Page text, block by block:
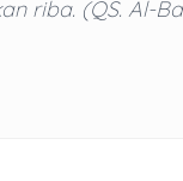
riba. (QS. Al-